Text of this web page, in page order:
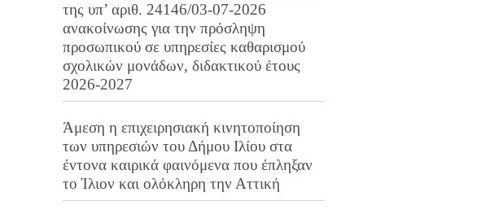
της υπ’ αριθ. 24146/03-07-2026
ανακοίνωσης για την πρόσληψη
προσωπικού σε υπηρεσίες καθαρισμού
σχολικών μονάδων, διδακτικού έτους
2026-2027
Άμεση η επιχειρησιακή κινητοποίηση
των υπηρεσιών του Δήμου Ιλίου στα
έντονα καιρικά φαινόμενα που έπληξαν
το Ίλιον και ολόκληρη την Αττική